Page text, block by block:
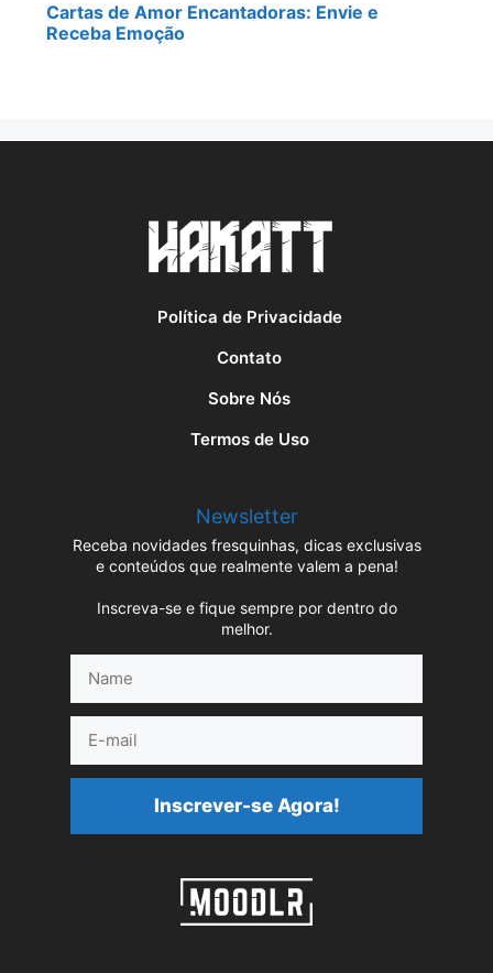
Cartas de Amor Encantadoras: Envie e
Receba Emoção
Política de Privacidade
Contato
Sobre Nós
Termos de Uso
Newsletter
Receba novidades fresquinhas, dicas exclusivas
e conteúdos que realmente valem a pena!
Inscreva-se e fique sempre por dentro do
melhor.
mail
Inscrever-se Agora!